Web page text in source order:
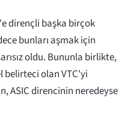
dirençli başka birçok
bunları aşmak için
oldu. Bununla birlikte,
belirteci olan VTC'yi
ASIC direncinin neredeyse